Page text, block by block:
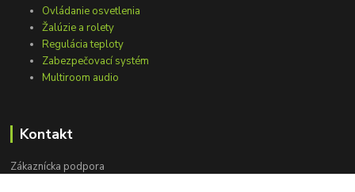
Ovládanie osvetlenia
Žalúzie a rolety
Regulácia teploty
Zabezpečovací systém
Multiroom audio
Kontakt
Zákaznícka podpora